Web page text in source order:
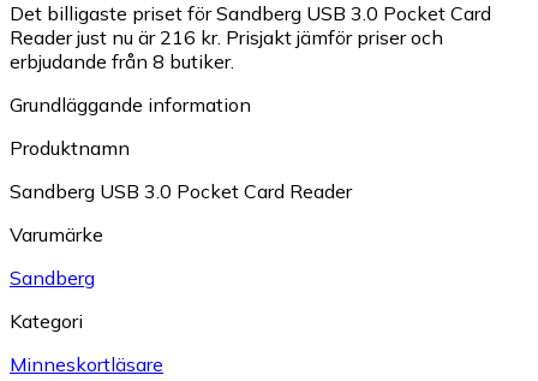
Det billigaste priset för Sandberg USB 3.0 Pocket Card
Reader just nu är 216 kr. Prisjakt jämför priser och
erbjudande från 8 butiker.
Grundläggande information
Produktnamn
Sandberg USB 3.0 Pocket Card Reader
Varumärke
Sandberg
Kategori
Minneskortläsare